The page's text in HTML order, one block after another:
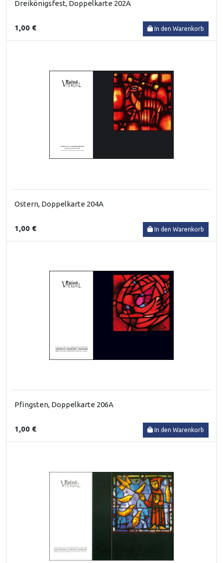
Dreikönigsfest, Doppelkarte 202A
1,00 € In den Warenkorb
Ostern, Doppelkarte 204A
1,00 € In den Warenkorb
Pfingsten, Doppelkarte 206A
1,00 € In den Warenkorb